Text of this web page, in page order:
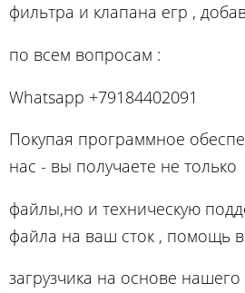
фильтра и клапана егр ,
по вcем вопросам :
Whatsapp +79184402091
Покупая программное
нас - вы получаете не только
файлы,но и техническую
файла на ваш сток , помощь
загрузчика на основе